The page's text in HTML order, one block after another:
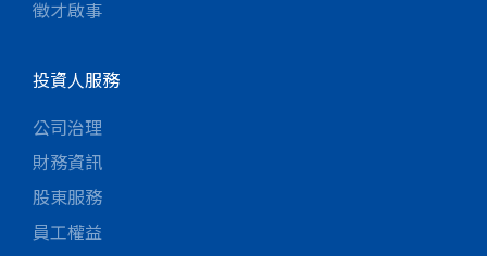
徵才啟事
投資人服務
公司治理
財務資訊
股東服務
員工權益